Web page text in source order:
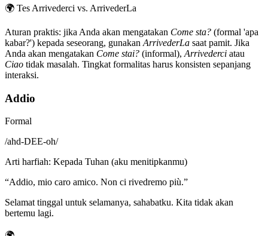
🌍 Tes Arrivederci vs. ArrivederLa
Aturan praktis: jika Anda akan mengatakan Come sta? (formal 'apa
kabar?') kepada seseorang, gunakan ArrivederLa saat pamit. Jika
Anda akan mengatakan Come stai? (informal), Arrivederci atau
Ciao tidak masalah. Tingkat formalitas harus konsisten sepanjang
interaksi.
Addio
Formal
/ahd-DEE-oh/
Arti harfiah: Kepada Tuhan (aku menitipkanmu)
“Addio, mio caro amico. Non ci rivedremo più.”
Selamat tinggal untuk selamanya, sahabatku. Kita tidak akan
bertemu lagi.